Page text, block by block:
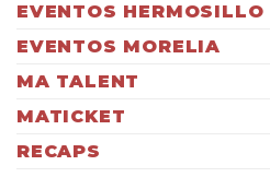
EVENTOS HERMOSILLO
EVENTOS MORELIA
MA TALENT
MATICKET
RECAPS